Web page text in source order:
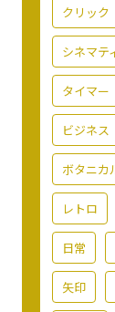
クリック
シネマテ
タイマー
ビジネス
ボタニカ
レトロ
日常
矢印